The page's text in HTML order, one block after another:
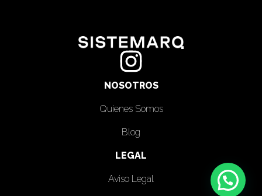
NOSOTROS
Quienes Somos
Blog
LEGAL
Aviso Legal